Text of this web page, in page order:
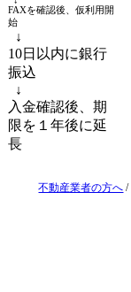
FAXを確認後、仮利用開
始
↓
10日以内に銀行
振込
↓
入金確認後、期
限を１年後に延
長
不動産業者の方へ /